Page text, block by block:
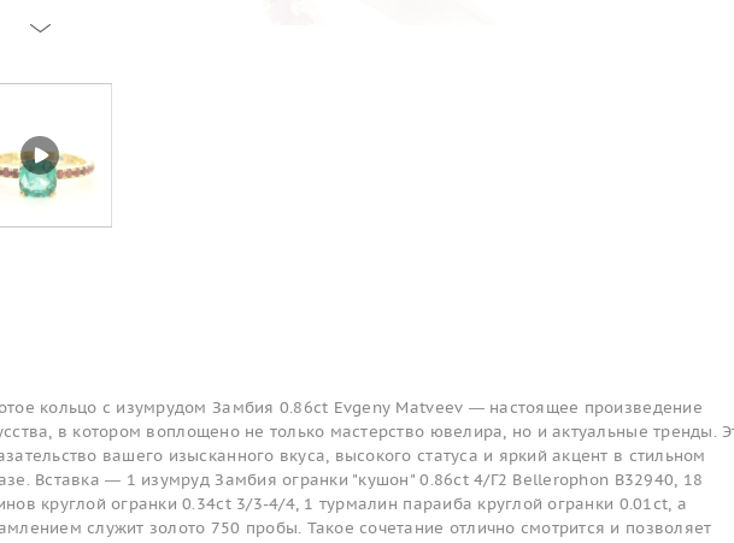
кольцо с изумрудом Замбия 0.86ct Evgeny Matveev — настоящее произведение
в котором воплощено не только мастерство ювелира, но и актуальные тренды.
вашего изысканного вкуса, высокого статуса и яркий акцент в стильном
Вставка — 1 изумруд Замбия огранки "кушон" 0.86ct 4/Г2 Bellerophon B32940, 18
круглой огранки 0.34ct 3/3-4/4, 1 турмалин параиба круглой огранки 0.01ct, а
служит золото 750 пробы. Такое сочетание отлично смотрится и позволяет